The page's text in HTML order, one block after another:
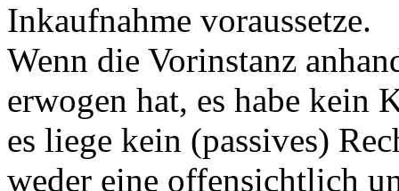
Inkaufnahme voraussetze.
Wenn die Vorinstanz
erwogen hat, es habe kein
es liege kein (passives)
weder eine offensichtlich